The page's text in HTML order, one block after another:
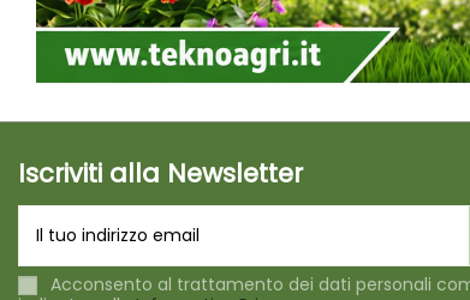
Iscriviti alla Newsletter
Acconsento al trattamento dei dati personali